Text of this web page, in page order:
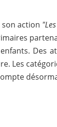
action
Des
Les